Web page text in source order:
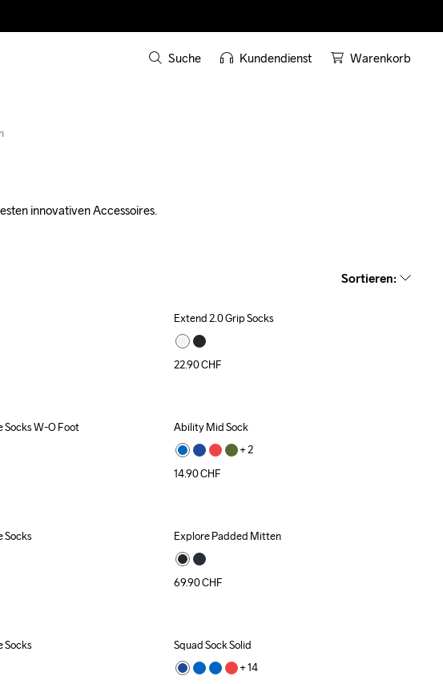
Suche Kundendienst Warenkorb
innovativen Accessoires.
Sortieren:
Extend 2.0 Grip Socks
22.90CHF
Socks W-O Foot
Ability Mid Sock
+ 2
14.90CHF
Socks
Explore Padded Mitten
69.90CHF
Socks
Squad Sock Solid
+ 14